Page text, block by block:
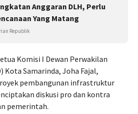
Anggaran DLH, Perlu
Yang Matang
Republik
Komisi I Dewan Perwakilan
Kota Samarinda, Joha Fajal,
pembangunan infrastruktur
diskusi pro dan kontra
pemerintah.